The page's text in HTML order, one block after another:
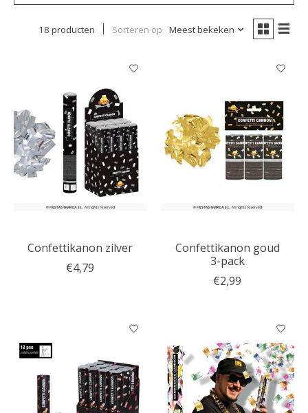
18 producten Sorteren op Meest bekeken
Confettikanon zilver
€4,79
Confettikanon goud
3-pack
€2,99